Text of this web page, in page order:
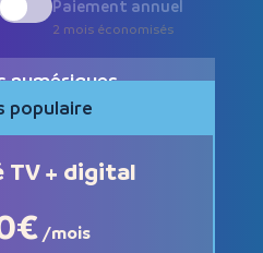
Paiement annuel
2 mois économisés
numériques
populaire
TV + digital
/mois